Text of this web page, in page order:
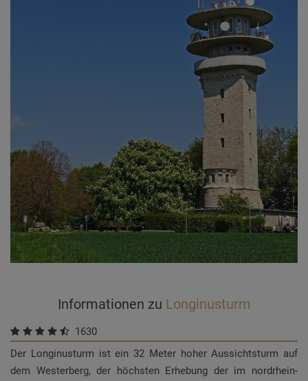
Informationen zu Longinusturm
1630
Der Longinusturm ist ein 32 Meter hoher Aussichtsturm auf
dem Westerberg, der höchsten Erhebung der im nordrhein-